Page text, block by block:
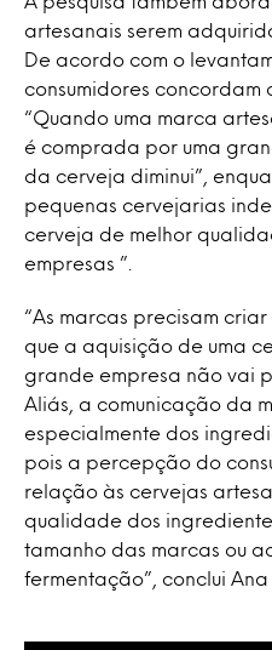
artesanais serem
De acordo com o
consumidores concordam
“Quando uma marca
é comprada por uma
da cerveja diminui”,
pequenas cervejarias
cerveja de melhor
empresas ”.
“As marcas precisam
que a aquisição de uma
grande empresa não vai
Aliás, a comunicação da
especialmente dos
pois a percepção do
relação às cervejas
qualidade dos
tamanho das marcas ou
fermentação”, conclui Ana